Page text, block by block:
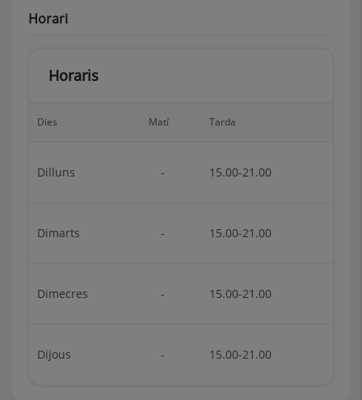
Horari
Horaris
Dies Matí Tarda
Dilluns - 15.00-21.00
Dimarts - 15.00-21.00
Dimecres - 15.00-21.00
Dijous - 15.00-21.00